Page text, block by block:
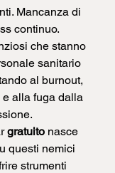
Mancanza di
continuo.
che stanno
sanitario
al burnout,
alla fuga dalla
gratuito nasce
questi nemici
strumenti